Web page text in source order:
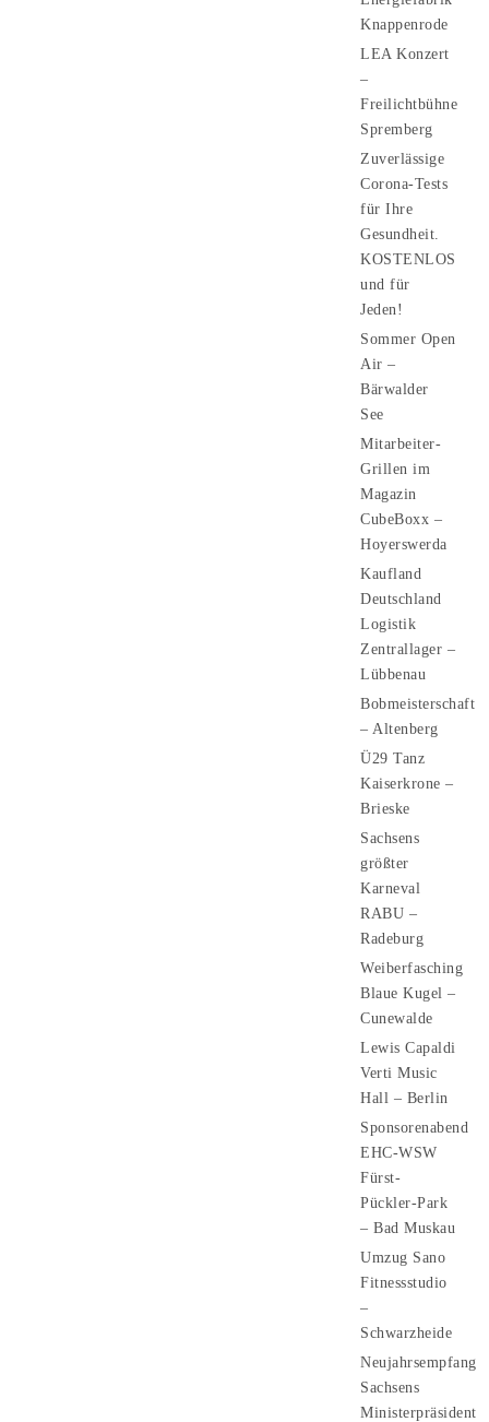
Knappenrode
LEA Konzert
–
Freilichtbühne
Spremberg
Zuverlässige
Corona-Tests
für Ihre
Gesundheit.
KOSTENLOS
und für
Jeden!
Sommer Open
Air –
Bärwalder
See
Mitarbeiter-
Grillen im
Magazin
CubeBoxx –
Hoyerswerda
Kaufland
Deutschland
Logistik
Zentrallager –
Lübbenau
Bobmeisterschaft
– Altenberg
Ü29 Tanz
Kaiserkrone –
Brieske
Sachsens
größter
Karneval
RABU –
Radeburg
Weiberfasching
Blaue Kugel –
Cunewalde
Lewis Capaldi
Verti Music
Hall – Berlin
Sponsorenabend
EHC-WSW
Fürst-
Pückler-Park
– Bad Muskau
Umzug Sano
Fitnessstudio
–
Schwarzheide
Neujahrsempfang
Sachsens
Ministerpräsident